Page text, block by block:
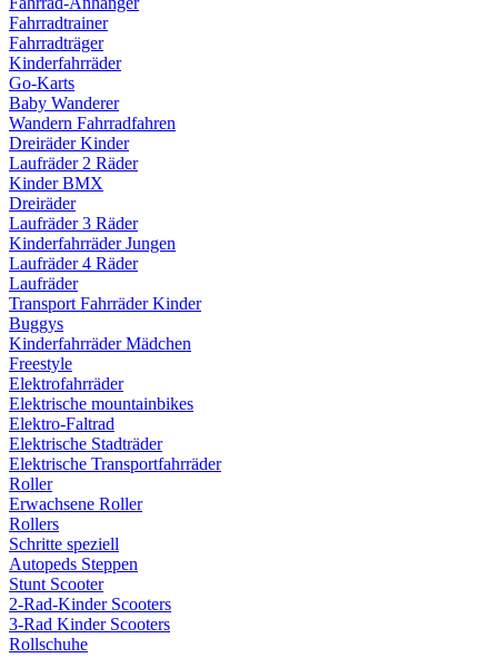
Fahrradtrainer
Fahrradträger
Kinderfahrräder
Go-Karts
Baby Wanderer
Wandern Fahrradfahren
Dreiräder Kinder
Laufräder 2 Räder
Kinder BMX
Dreiräder
Laufräder 3 Räder
Kinderfahrräder Jungen
Laufräder 4 Räder
Laufräder
Transport Fahrräder Kinder
Buggys
Kinderfahrräder Mädchen
Freestyle
Elektrofahrräder
Elektrische mountainbikes
Elektro-Faltrad
Elektrische Stadträder
Elektrische Transportfahrräder
Roller
Erwachsene Roller
Rollers
Schritte speziell
Autopeds Steppen
Stunt Scooter
2-Rad-Kinder Scooters
3-Rad Kinder Scooters
Rollschuhe